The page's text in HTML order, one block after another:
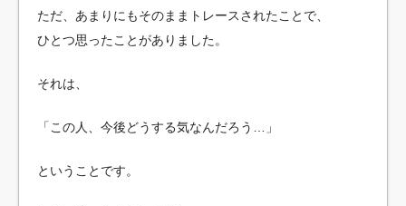
ただ、あまりにもそのままトレースされたことで、
ひとつ思ったことがありました。
それは、
「この人、今後どうする気なんだろう…」
ということです。